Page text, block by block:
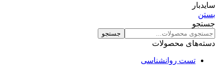
سایدبار
بستن
جستجو
جستجو
دسته‌های محصولات
تست روانشناسی